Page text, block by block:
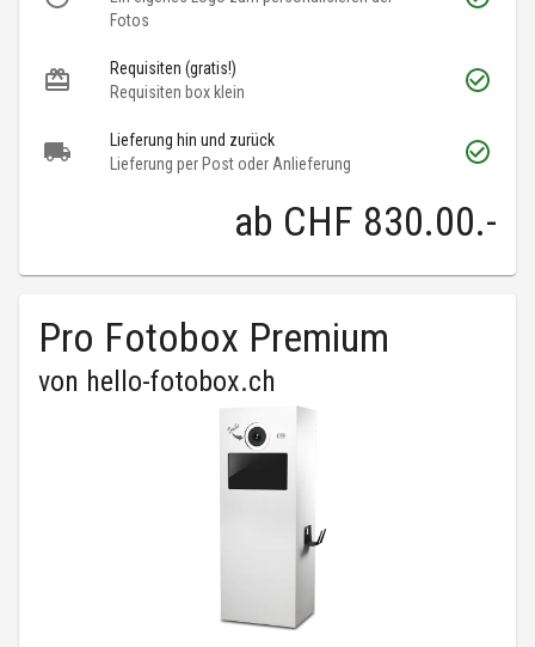
Fotos
Requisiten (gratis!)
Requisiten box klein
Lieferung hin und zurück
Lieferung per Post oder Anlieferung
ab CHF 830.00.-
Pro Fotobox Premium
von hello-fotobox.ch